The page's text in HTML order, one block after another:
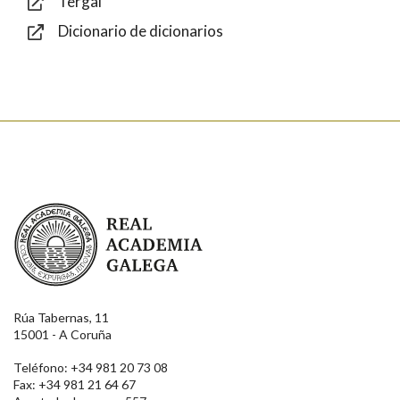
Dicionario de dicionarios
Real Academia Galega
Rúa Tabernas, 11
15001 - A Coruña
Teléfono: +34 981 20 73 08
Fax: +34 981 21 64 67